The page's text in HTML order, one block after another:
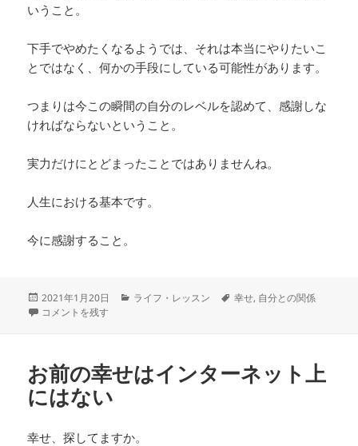
いうこと。
下手でやめたくなるようでは、それは本当にやりたいこ
とではなく、何かの手段にしている可能性があります。
つまりは今この瞬間の自分のレベルを認めて、感謝しな
ければならないということ。
実力だけにとどまったことではありませんね。
人生における基本です。
今に感謝すること。
投
稿
2021年1月20日
カ
ライフ・レッスン
タ
幸せ, 自分との関係
今の実力に感謝できなければ先には進めない に
コメントを残す
お前の幸せはインターネット上
にはない
幸せ、探してますか。